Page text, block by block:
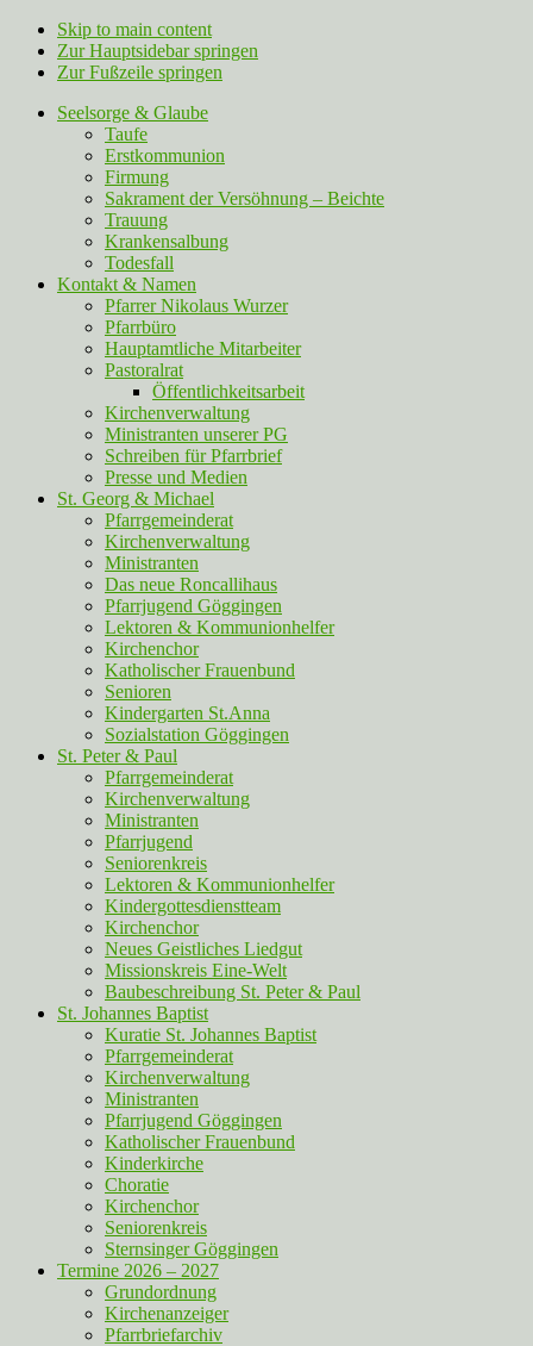
Skip to main content
Zur Hauptsidebar springen
Zur Fußzeile springen
Seelsorge & Glaube
Taufe
Erstkommunion
Firmung
Sakrament der Versöhnung – Beichte
Trauung
Krankensalbung
Todesfall
Kontakt & Namen
Pfarrer Nikolaus Wurzer
Pfarrbüro
Hauptamtliche Mitarbeiter
Pastoralrat
Öffentlichkeitsarbeit
Kirchenverwaltung
Ministranten unserer PG
Schreiben für Pfarrbrief
Presse und Medien
St. Georg & Michael
Pfarrgemeinderat
Kirchenverwaltung
Ministranten
Das neue Roncallihaus
Pfarrjugend Göggingen
Lektoren & Kommunionhelfer
Kirchenchor
Katholischer Frauenbund
Senioren
Kindergarten St.Anna
Sozialstation Göggingen
St. Peter & Paul
Pfarrgemeinderat
Kirchenverwaltung
Ministranten
Pfarrjugend
Seniorenkreis
Lektoren & Kommunionhelfer
Kindergottesdienstteam
Kirchenchor
Neues Geistliches Liedgut
Missionskreis Eine-Welt
Baubeschreibung St. Peter & Paul
St. Johannes Baptist
Kuratie St. Johannes Baptist
Pfarrgemeinderat
Kirchenverwaltung
Ministranten
Pfarrjugend Göggingen
Katholischer Frauenbund
Kinderkirche
Choratie
Kirchenchor
Seniorenkreis
Sternsinger Göggingen
Termine 2026 – 2027
Grundordnung
Kirchenanzeiger
Pfarrbriefarchiv